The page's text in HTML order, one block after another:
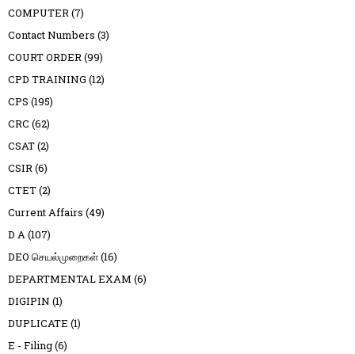
COMPUTER(7)
Contact Numbers (3)
COURT ORDER(99)
CPD TRAINING (12)
CPS (195)
CRC (62)
CSAT(2)
CSIR(6)
CTET(2)
Current Affairs (49)
D A(107)
DEO செயல்முறைகள்(16)
DEPARTMENTAL EXAM (6)
DIGIPIN (1)
DUPLICATE (1)
E - Filing(6)